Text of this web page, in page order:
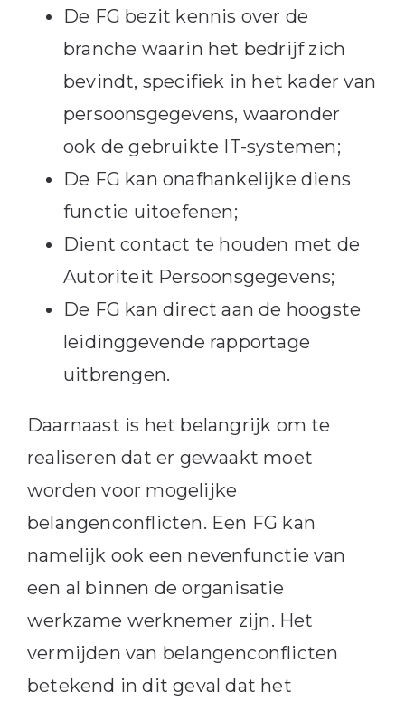
De FG bezit kennis over de
branche waarin het bedrijf zich
bevindt, specifiek in het kader van
persoonsgegevens, waaronder
ook de gebruikte IT-systemen;
De FG kan onafhankelijke diens
functie uitoefenen;
Dient contact te houden met de
Autoriteit Persoonsgegevens;
De FG kan direct aan de hoogste
leidinggevende rapportage
uitbrengen.
Daarnaast is het belangrijk om te
realiseren dat er gewaakt moet
worden voor mogelijke
belangenconflicten. Een FG kan
namelijk ook een nevenfunctie van
een al binnen de organisatie
werkzame werknemer zijn. Het
vermijden van belangenconflicten
betekend in dit geval dat het